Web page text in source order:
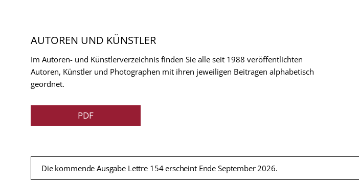
AUTOREN UND KÜNSTLER
Im Autoren- und Künstlerverzeichnis finden Sie alle seit 1988 veröffentlichten
Autoren, Künstler und Photographen mit ihren jeweiligen Beitragen alphabetisch
geordnet.
PDF
Die kommende Ausgabe Lettre 154 erscheint Ende September 2026.